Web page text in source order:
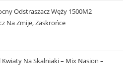
Odstraszacz Węży 1500M2
Na Żmije, Zaskrońce
Na Skalniaki – Mix Nasion –